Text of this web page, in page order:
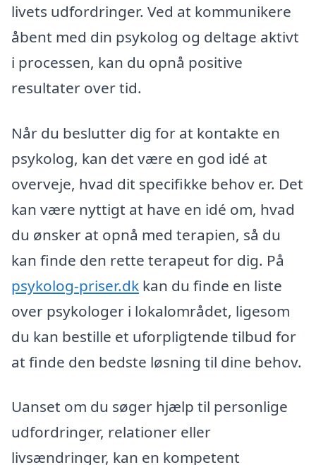
livets udfordringer. Ved at kommunikere
åbent med din psykolog og deltage aktivt
i processen, kan du opnå positive
resultater over tid.
Når du beslutter dig for at kontakte en
psykolog, kan det være en god idé at
overveje, hvad dit specifikke behov er. Det
kan være nyttigt at have en idé om, hvad
du ønsker at opnå med terapien, så du
kan finde den rette terapeut for dig. På
psykolog-priser.dk kan du finde en liste
over psykologer i lokalområdet, ligesom
du kan bestille et uforpligtende tilbud for
at finde den bedste løsning til dine behov.
Uanset om du søger hjælp til personlige
udfordringer, relationer eller
livsændringer, kan en kompetent